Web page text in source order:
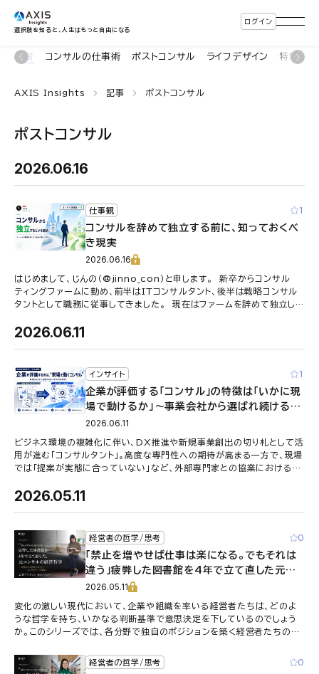
選択肢を知ると、人生はもっと自由になる
ログイン
新着 コンサルの仕事術 ポストコンサル ライフデザイン 特集・連
AXIS Insights 記事 ポストコンサル
ポストコンサル
2026.06.16
仕事観 1
コンサルを辞めて独立する前に、知っておくべ
き現実
2026.06.16
はじめまして、じんの（@jinno_con）と申します。 新卒からコンサル
ティングファームに勤め、前半はITコンサルタント、後半は戦略コンサル
タントとして職務に従事してきました。 現在はファームを辞めて独立して
2026.06.11
インサイト 1
企業が評価する「コンサル」の特徴は「いかに現
場で動けるか」〜事業会社から選ばれ続けるプ
ロフェッショナルの要件〜
2026.06.11
ビジネス環境の複雑化に伴い、DX推進や新規事業創出の切り札として活
用が進む「コンサルタント」。高度な専門性への期待が高まる一方で、現場
では「提案が実態に合っていない」など、外部専門家との協業における
2026.05.11
経営者の哲学/思考 0
「禁止を増やせば仕事は楽になる。でもそれは
違う」疲弊した図書館を4年で立て直した元コ
ンサルの経営哲学／志賀アリカさん インタ
ビュー 後編【PHILOSOPHY─経営者の思考
とキャリア─】
2026.05.11
変化の激しい現代において、企業や組織を率いる経営者たちは、どのよ
うな哲学を持ち、いかなる判断基準で意思決定を下しているのでしょう
か。このシリーズでは、各分野で独自のポジションを築く経営者たちの
経営者の哲学/思考 0